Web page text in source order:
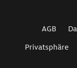
AGB
Privatsphäre